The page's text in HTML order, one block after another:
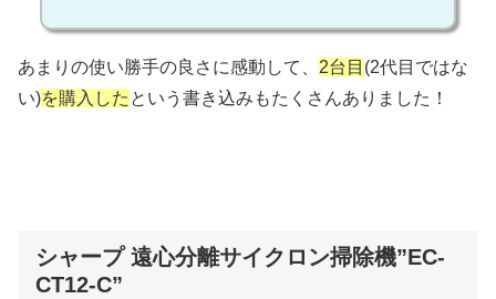
あまりの使い勝手の良さに感動して、 2台目 (2代目ではな
い)を購入した という書き込みもたくさんありました！
シャープ 遠心分離サイクロン掃除機”EC-
CT12-C”